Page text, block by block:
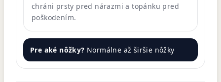
chráni prsty pred nárazmi a topánku pred
poškodením.
Pre aké nôžky? Normálne až širšie nôžky